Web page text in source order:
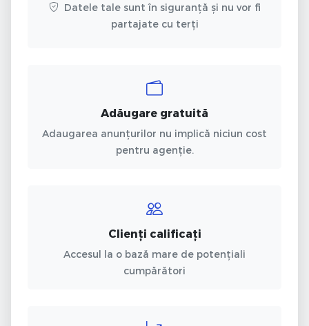
Datele tale sunt în siguranță și nu vor fi
partajate cu terți
Adăugare gratuită
Adaugarea anunțurilor nu implică niciun cost
pentru agenție.
Clienți calificați
Accesul la o bază mare de potențiali
cumpărători